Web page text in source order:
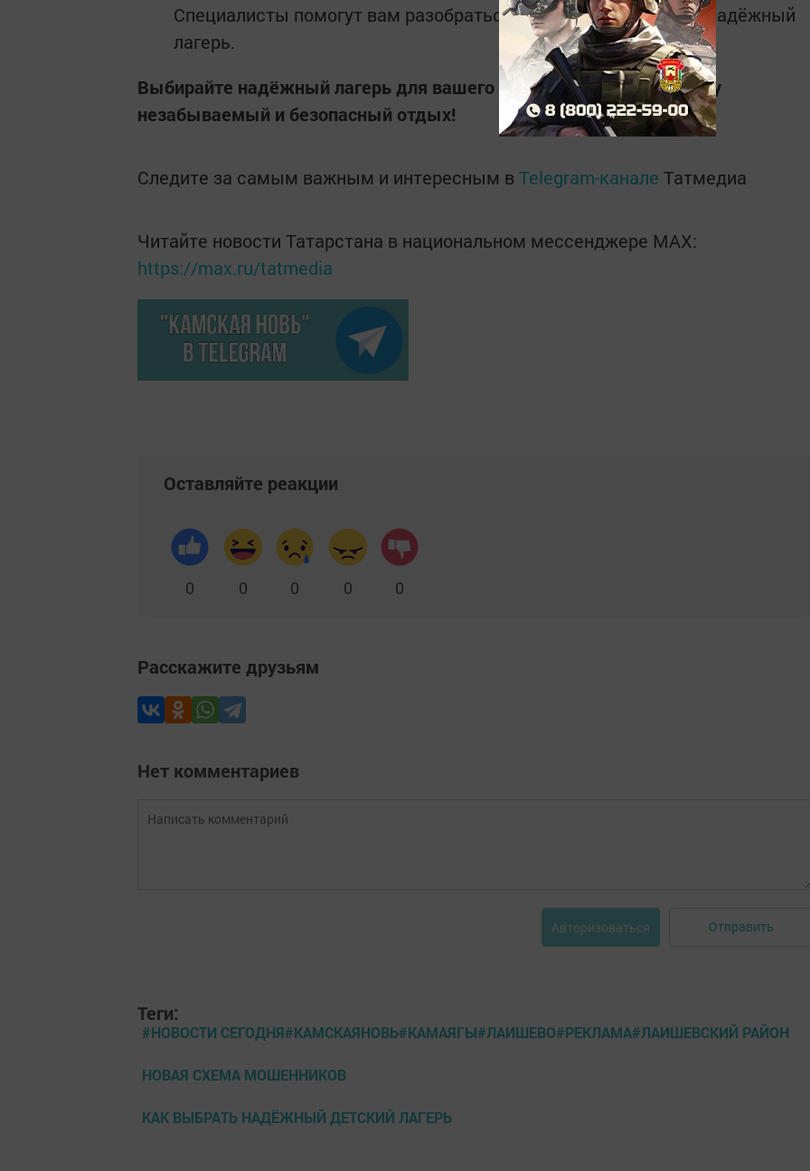
Специалисты помогут вам разобраться в ситуации и выбрать надёжный
лагерь.
Выбирайте надёжный лагерь для вашего ребёнка и обеспечьте ему
незабываемый и безопасный отдых!
Следите за самым важным и интересным в Telegram-канале Татмедиа
Читайте новости Татарстана в национальном мессенджере MАХ:
https://max.ru/tatmedia
Оставляйте реакции
0 0 0 0 0
Расскажите друзьям
Нет комментариев
Авторизоваться Отправить
Теги:
#НОВОСТИ СЕГОДНЯ#КАМСКАЯНОВЬ#КАМАЯГЫ#ЛАИШЕВО#РЕКЛАМА#ЛАИШЕВСКИЙ РАЙОН
НОВАЯ СХЕМА МОШЕННИКОВ
КАК ВЫБРАТЬ НАДЁЖНЫЙ ДЕТСКИЙ ЛАГЕРЬ